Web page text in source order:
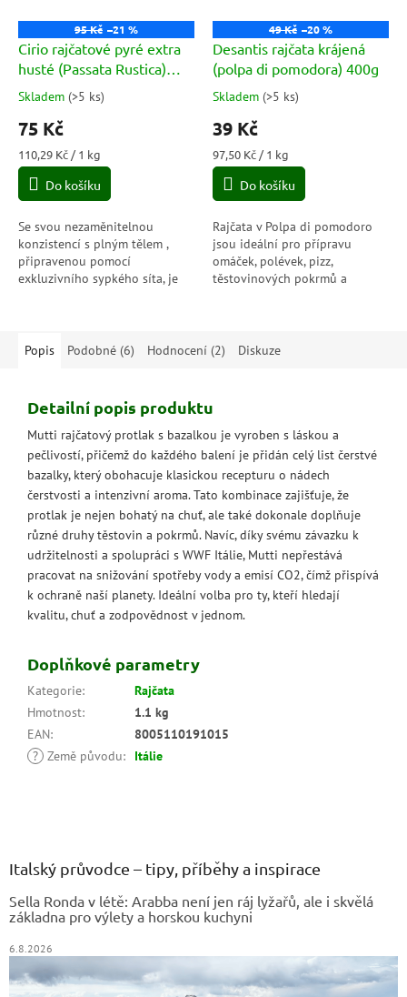
95 Kč –21 %
Cirio rajčatové pyré extra
husté (Passata Rustica)
680g
Průměrné
hodnocení
produktu
je
5,0
5
hvězdiček.
Skladem (>5 ks)
75 Kč
Měrná
cena:
110,29 Kč / 1 kg
Do košíku
Se svou nezaměnitelnou
konzistencí s plným tělem ,
připravenou pomocí
exkluzivního sypkého síta, je
49 Kč –20 %
Desantis rajčata krájená
(polpa di pomodora) 400g
Průměrné
hodnocení
produktu
je
5,0
5
hvězdiček.
Skladem (>5 ks)
39 Kč
Měrná
cena:
97,50 Kč / 1 kg
Do košíku
Rajčata v Polpa di pomodoro
jsou ideální pro přípravu
omáček, polévek, pizz,
těstovinových pokrmů a
Popis
Podobné (6) Hodnocení (2) Diskuze
Detailní popis produktu
Mutti rajčatový protlak s bazalkou je vyroben s láskou a
pečlivostí, přičemž do každého balení je přidán celý list čerstvé
bazalky, který obohacuje klasickou recepturu o nádech
čerstvosti a intenzivní aroma. Tato kombinace zajišťuje, že
protlak je nejen bohatý na chuť, ale také dokonale doplňuje
různé druhy těstovin a pokrmů. Navíc, díky svému závazku k
udržitelnosti a spolupráci s WWF Itálie, Mutti nepřestává
pracovat na snižování spotřeby vody a emisí CO2, čímž přispívá
k ochraně naší planety. Ideální volba pro ty, kteří hledají
kvalitu, chuť a zodpovědnost v jednom.
Doplňkové parametry
Kategorie:
Rajčata
Hmotnost:
1.1 kg
EAN:
8005110191015
? Země původu: Itálie
Italský průvodce – tipy, příběhy a inspirace
Sella Ronda v létě: Arabba není jen ráj lyžařů, ale i skvělá
základna pro výlety a horskou kuchyni
6.8.2026